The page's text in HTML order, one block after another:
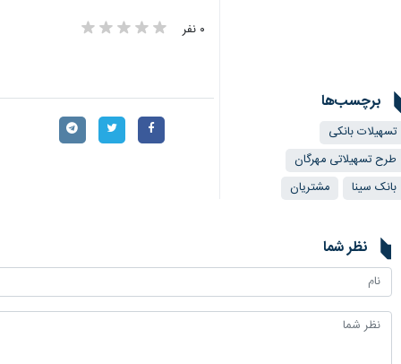
۰ نفر
برچسب‌ها
تسهیلات بانکی
طرح تسهیلاتی مهرگان
بانک سینا
مشتریان
نظر شما